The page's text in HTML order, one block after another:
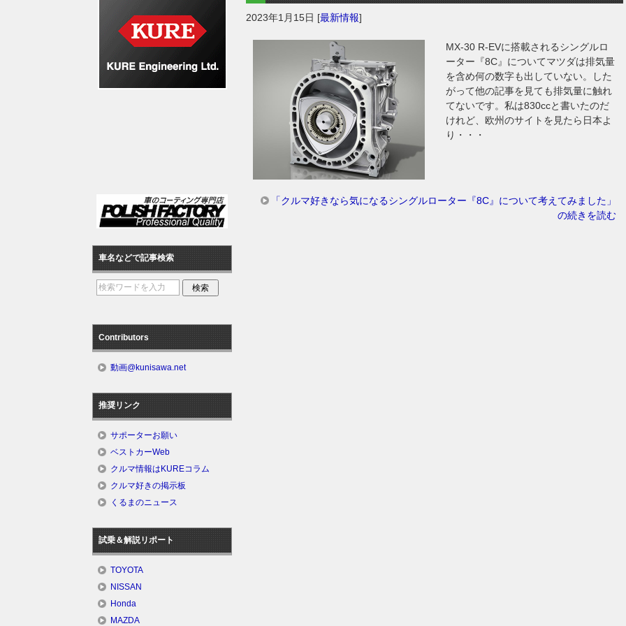
2023年1月15日 [最新情報]
MX-30 R-EVに搭載されるシングルロ
ーター『8C』についてマツダは排気量
を含め何の数字も出していない。した
がって他の記事を見ても排気量に触れ
てないです。私は830ccと書いたのだ
けれど、欧州のサイトを見たら日本よ
り・・・
「クルマ好きなら気になるシングルローター『8C』について考えてみました」
の続きを読む
車名などで記事検索
Contributors
動画@kunisawa.net
推奨リンク
サポーターお願い
ベストカーWeb
クルマ情報はKUREコラム
クルマ好きの掲示板
くるまのニュース
試乗＆解説リポート
TOYOTA
NISSAN
Honda
MAZDA